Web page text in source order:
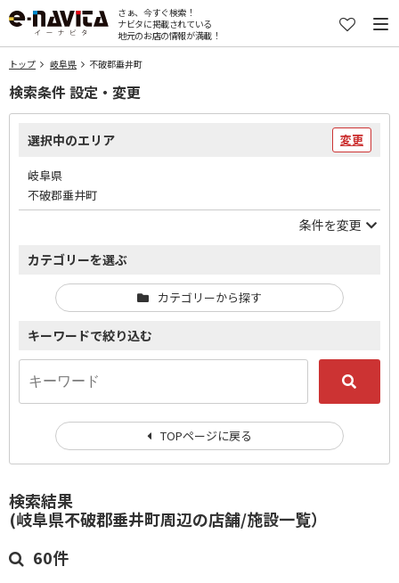
さぁ、今すぐ検索！
ナビタに掲載されている
地元のお店の情報が満載！
トップ 岐阜県 不破郡垂井町
検索結果
(岐阜県不破郡垂井町周辺の店舗/施設一覧）
60件
検索条件 設定・変更
選択中のエリア 変更
岐阜県
不破郡垂井町
条件を変更
カテゴリーを選ぶ
カテゴリーから探す
キーワードで絞り込む
TOPページに戻る